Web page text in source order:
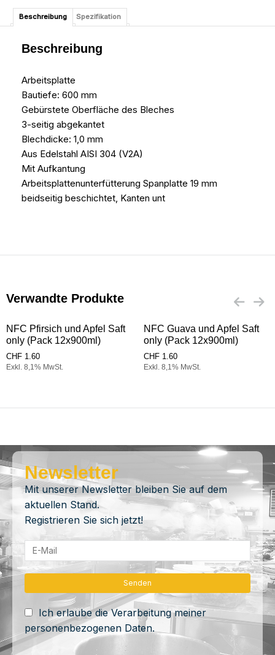
Beschreibung Spezifikation
Beschreibung
Arbeitsplatte
Bautiefe: 600 mm
Gebürstete Oberfläche des Bleches
3-seitig abgekantet
Blechdicke: 1,0 mm
Aus Edelstahl AISI 304 (V2A)
Mit Aufkantung
Arbeitsplattenunterfütterung Spanplatte 19 mm
beidseitig beschichtet, Kanten unt
Verwandte Produkte
NFC Pfirsich und Apfel Saft
only (Pack 12x900ml)
CHF 1.60
Exkl. 8,1% MwSt.
NFC Guava und Apfel Saft
only (Pack 12x900ml)
CHF 1.60
Exkl. 8,1% MwSt.
Newsletter
Mit unserer Newsletter bleiben Sie auf dem
aktuellen Stand.
Registrieren Sie sich jetzt!
Ich erlaube die Verarbeitung meiner
personenbezogenen Daten.